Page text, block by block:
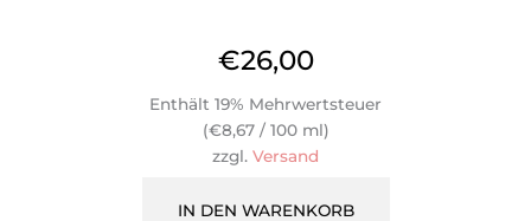
€26,00
Enthält 19% Mehrwertsteuer
(€8,67/ 100 ml)
zzgl. Versand
IN DEN WARENKORB